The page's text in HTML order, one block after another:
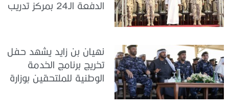
الدفعة الـ24 بمركز تدريب
نهيان بن زايد يشهد حفل
تخريج برنامج الخدمة
الوطنية للملتحقين بوزارة